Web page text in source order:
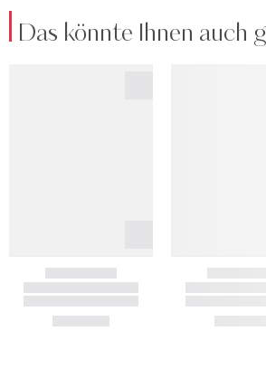
Das könnte Ihnen auch